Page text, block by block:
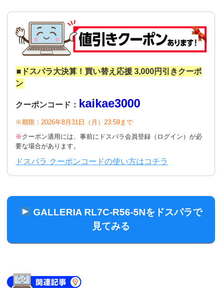
■ドスパラ大決算！買い替え応援 3,000円引きクーポ
ン
クーポンコード： kaikae3000
※期限：2026年8月31日（月）23:59まで
※ クーポン適用には、事前にドスパラ会員登録（ログイン）が必
要な場合があります。
ドスパラ クーポンコードの使い方はコチラ
GALLERIA RL7C-R56-5Nをドスパラで
見てみる